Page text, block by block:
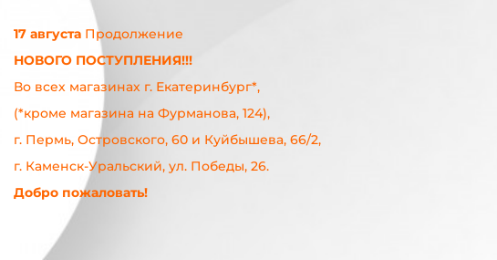
17 августа Продолжение
НОВОГО ПОСТУПЛЕНИЯ!!!
Во всех магазинах г. Екатеринбург*,
(*кроме магазина на Фурманова, 124),
г. Пермь, Островского, 60 и Куйбышева, 66/2,
г. Каменск-Уральский, ул. Победы, 26.
Добро пожаловать!